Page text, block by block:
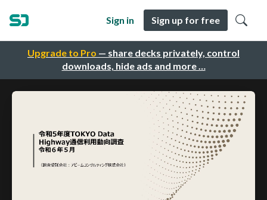
Upgrade to Pro — share decks privately, control
downloads, hide ads and more …
Sign in Sign up for free